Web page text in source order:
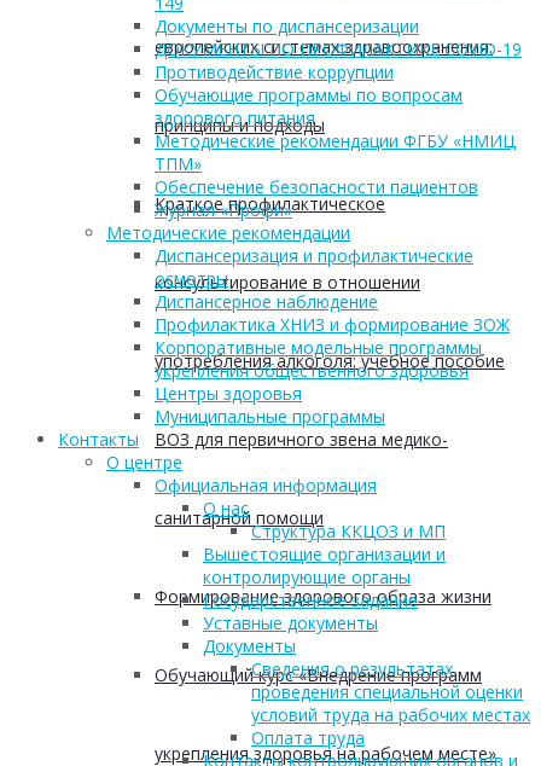
европейских системах здравоохранения:
принципы и подходы
Краткое профилактическое
консультирование в отношении
употребления алкоголя: учебное пособие
ВОЗ для первичного звена медико-
санитарной помощи
Формирование здорового образа жизни
Обучающий курс «Внедрение программ
укрепления здоровья на рабочем месте»
Документы по диспансеризации
ДОКУМЕНТЫ ПО ПРОФИЛАКТИКЕ COVID-19
Противодействие коррупции
Обучающие программы по вопросам
здорового питания
Методические рекомендации ФГБУ «НМИЦ
ТПМ»
Обеспечение безопасности пациентов
Журнал «Профи»
Методические рекомендации
Диспансеризация и профилактические
осмотры
Диспансерное наблюдение
Профилактика ХНИЗ и формирование ЗОЖ
Корпоративные модельные программы
укрепления общественного здоровья
Центры здоровья
Муниципальные программы
Контакты
О центре
Официальная информация
О нас
Структура ККЦОЗ и МП
Вышестоящие организации и
контролирующие органы
Государственное задание
Уставные документы
Документы
Сведения о результатах
проведения специальной оценки
условий труда на рабочих местах
Оплата труда
Контакты контролирующих органов и